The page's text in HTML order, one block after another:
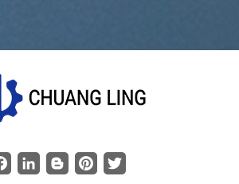
Facebook
LinkedInBloggerPinterestTwitter